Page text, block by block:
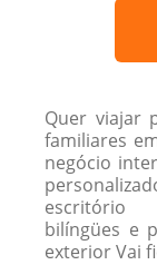
Quer viajar
familiares
negócio
escritório
bilíngües e
exterior Vai